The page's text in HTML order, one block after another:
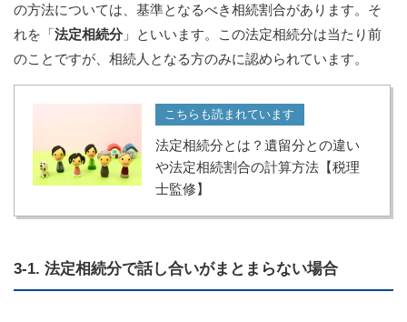
の方法については、基準となるべき相続割合があります。そ
れを「法定相続分」といいます。この法定相続分は当たり前
のことですが、相続人となる方のみに認められています。
こちらも読まれています
法定相続分とは？遺留分との違い
や法定相続割合の計算方法【税理
士監修】
3-1. 法定相続分で話し合いがまとまらない場合